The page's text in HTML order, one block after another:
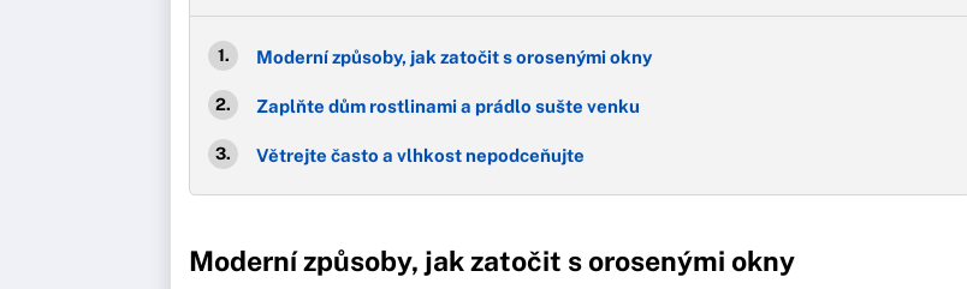
Moderní způsoby, jak zatočit s orosenými okny
Zaplňte dům rostlinami a prádlo sušte venku
Větrejte často a vlhkost nepodceňujte
Moderní způsoby, jak zatočit s orosenými okny